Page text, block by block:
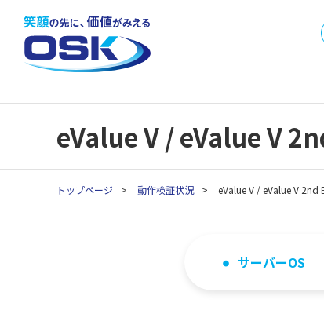
から探す
業務目的で探す
業種別製品・サービス
を探す
沿革 事業
API連携開発パートナ
ー制度
eValue V / eValue V
トップページ > 動作検証状況 > eValue V / eValue V
サーバーOS